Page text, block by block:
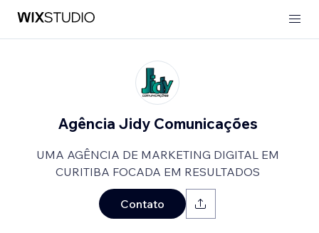
Agência Jidy Comunicações
UMA AGÊNCIA DE MARKETING DIGITAL EM
CURITIBA FOCADA EM RESULTADOS
Contato